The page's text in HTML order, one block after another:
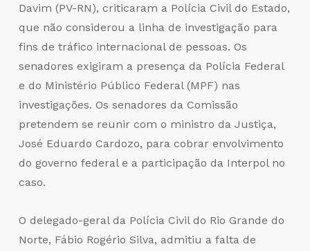
Davim (PV-RN), criticaram a Polícia Civil do Estado,
que não considerou a linha de investigação para
fins de tráfico internacional de pessoas. Os
senadores exigiram a presença da Polícia Federal
e do Ministério Público Federal (MPF) nas
investigações. Os senadores da Comissão
pretendem se reunir com o ministro da Justiça,
José Eduardo Cardozo, para cobrar envolvimento
do governo federal e a participação da Interpol no
caso.
O delegado-geral da Polícia Civil do Rio Grande do
Norte, Fábio Rogério Silva, admitiu a falta de